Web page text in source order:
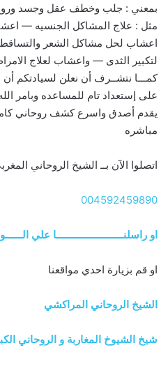
بمعني : جلب وخطف عقل وجسد وروح
مثل : علاج المشاكل الجنسيه —
اعشاب لحل مشاكل الشعر
لتكبير الثدى — واعشاب لعلاج
كمـــا نتشــرف أن نعلن لسيادتكم
على إستعداد تام للمساعده وبامر
يقدم أصدق واسرع كشف روحاني
مباشره
اتصلوا الآن بــ الشيخ الروحاني
004592459890
او راسلنــــــــــــــــــــــــا علي
او قم بزيارة احدي مواقعنا
الشيخ الروحاني المراكشي
شيخ الشيوخ المغاربة و الروحاني